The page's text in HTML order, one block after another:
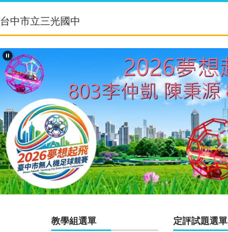
到
內
容
區
台中市立三光國中
教學組選單 定評試題選單